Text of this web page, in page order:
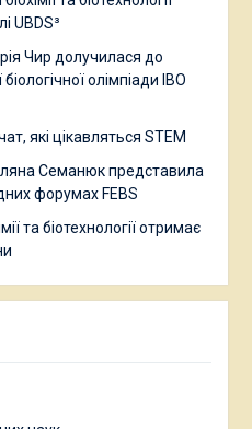
UBDS³
Чир долучилася до
олімпіади IBO
які цікавляться STEM
Семанюк представила
форумах FEBS
та біотехнології отримає